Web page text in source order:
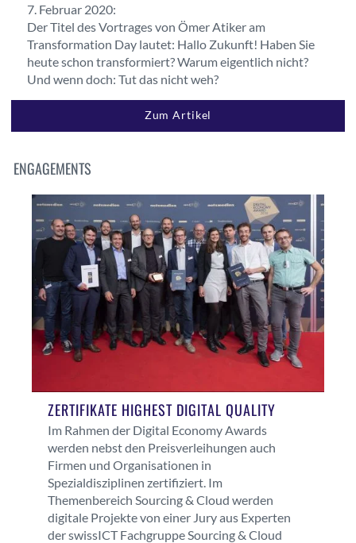
7. Februar 2020:
Der Titel des Vortrages von Ömer Atiker am
Transformation Day lautet: Hallo Zukunft! Haben Sie
heute schon transformiert? Warum eigentlich nicht?
Und wenn doch: Tut das nicht weh?
Zum Artikel
ENGAGEMENTS
ZERTIFIKATE HIGHEST DIGITAL QUALITY
Im Rahmen der Digital Economy Awards
werden nebst den Preisverleihungen auch
Firmen und Organisationen in
Spezialdisziplinen zertifiziert. Im
Themenbereich Sourcing & Cloud werden
digitale Projekte von einer Jury aus Experten
der swissICT Fachgruppe Sourcing & Cloud